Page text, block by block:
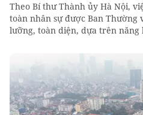
Theo Bí thư Thành ủy Hà Nội,
toàn nhân sự được Ban Thường
lưỡng, toàn diện, dựa trên năng